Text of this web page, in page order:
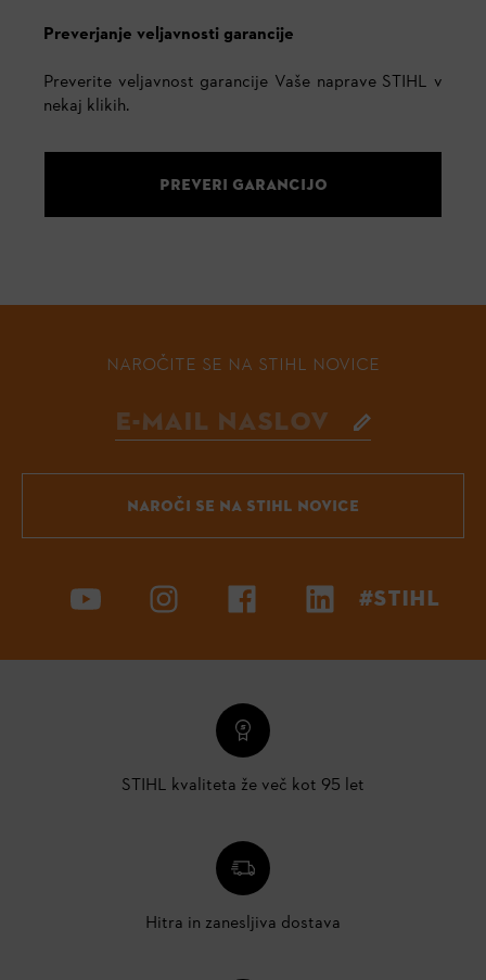
Preverjanje veljavnosti garancije
Preverite veljavnost garancije Vaše naprave STIHL v
nekaj klikih.
PREVERI GARANCIJO
NAROČITE SE NA STIHL NOVICE
NAROČI SE NA STIHL NOVICE
#STIHL
STIHL kvaliteta že več kot 95 let
Hitra in zanesljiva dostava